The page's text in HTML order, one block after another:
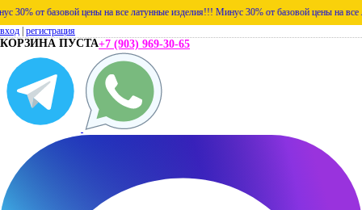
от базовой цены на все латунные изделия!!! Минус 30% от базовой цены на все
вход регистрация
КОРЗИНА ПУСТА+7 (903) 969-30-65